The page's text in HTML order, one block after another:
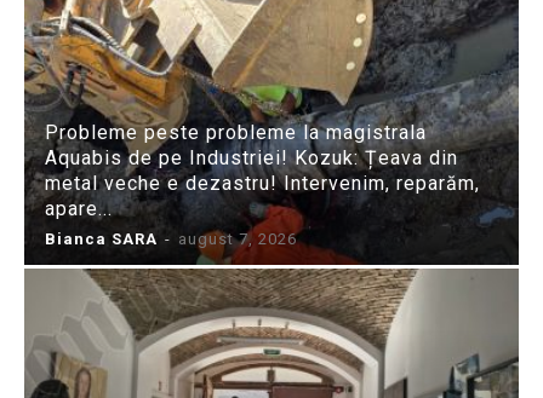
Probleme peste probleme la magistrala
Aquabis de pe Industriei! Kozuk: Țeava din
metal veche e dezastru! Intervenim, reparăm,
apare...
Bianca SARA - august 7, 2026